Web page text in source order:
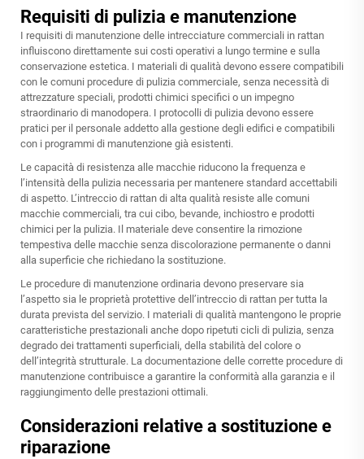
Requisiti di pulizia e manutenzione
I requisiti di manutenzione delle intrecciature commerciali in rattan
influiscono direttamente sui costi operativi a lungo termine e sulla
conservazione estetica. I materiali di qualità devono essere compatibili
con le comuni procedure di pulizia commerciale, senza necessità di
attrezzature speciali, prodotti chimici specifici o un impegno
straordinario di manodopera. I protocolli di pulizia devono essere
pratici per il personale addetto alla gestione degli edifici e compatibili
con i programmi di manutenzione già esistenti.
Le capacità di resistenza alle macchie riducono la frequenza e
l’intensità della pulizia necessaria per mantenere standard accettabili
di aspetto. L’intreccio di rattan di alta qualità resiste alle comuni
macchie commerciali, tra cui cibo, bevande, inchiostro e prodotti
chimici per la pulizia. Il materiale deve consentire la rimozione
tempestiva delle macchie senza discolorazione permanente o danni
alla superficie che richiedano la sostituzione.
Le procedure di manutenzione ordinaria devono preservare sia
l’aspetto sia le proprietà protettive dell’intreccio di rattan per tutta la
durata prevista del servizio. I materiali di qualità mantengono le proprie
caratteristiche prestazionali anche dopo ripetuti cicli di pulizia, senza
degrado dei trattamenti superficiali, della stabilità del colore o
dell’integrità strutturale. La documentazione delle corrette procedure di
manutenzione contribuisce a garantire la conformità alla garanzia e il
raggiungimento delle prestazioni ottimali.
Considerazioni relative a sostituzione e
riparazione